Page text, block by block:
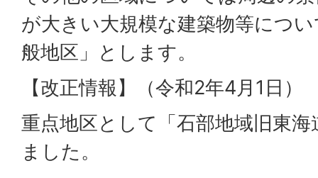
が大きい大規模な建築物等につ
般地区」とします。
【改正情報】（令和2年4月1日）
重点地区として「石部地域旧東
ました。